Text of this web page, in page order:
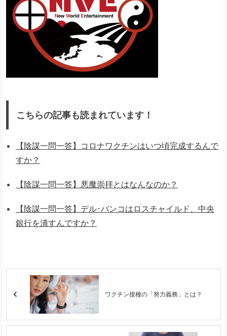
こちらの記事も読まれています！
【陰謀一問一答】コロナワクチンはいつ頃完成するんで
すか？
【陰謀一問一答】悪魔崇拝とはなんなのか？
【陰謀一問一答】デル･バンコはロスチャイルド、中央
銀行を潰すんですか？
ワクチン接種の「努力義務」とは？